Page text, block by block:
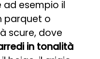
ad esempio il
parquet o
scure, dove
in tonalità